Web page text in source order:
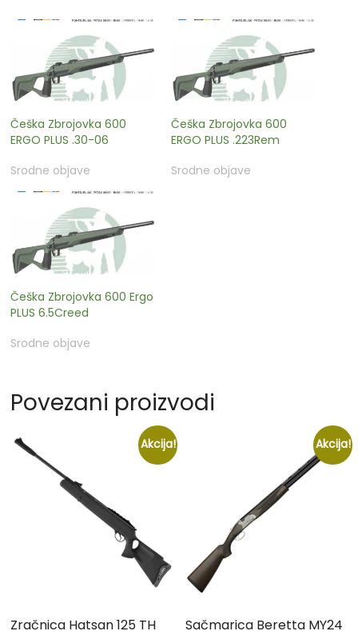
Češka Zbrojovka 600
ERGO PLUS .30-06
Srodne objave
Češka Zbrojovka 600
ERGO PLUS .223Rem
Srodne objave
Češka Zbrojovka 600 Ergo
PLUS 6.5Creed
Srodne objave
Povezani proizvodi
Akcija!
Zračnica Hatsan 125 TH
Akcija!
Sačmarica Beretta MY24